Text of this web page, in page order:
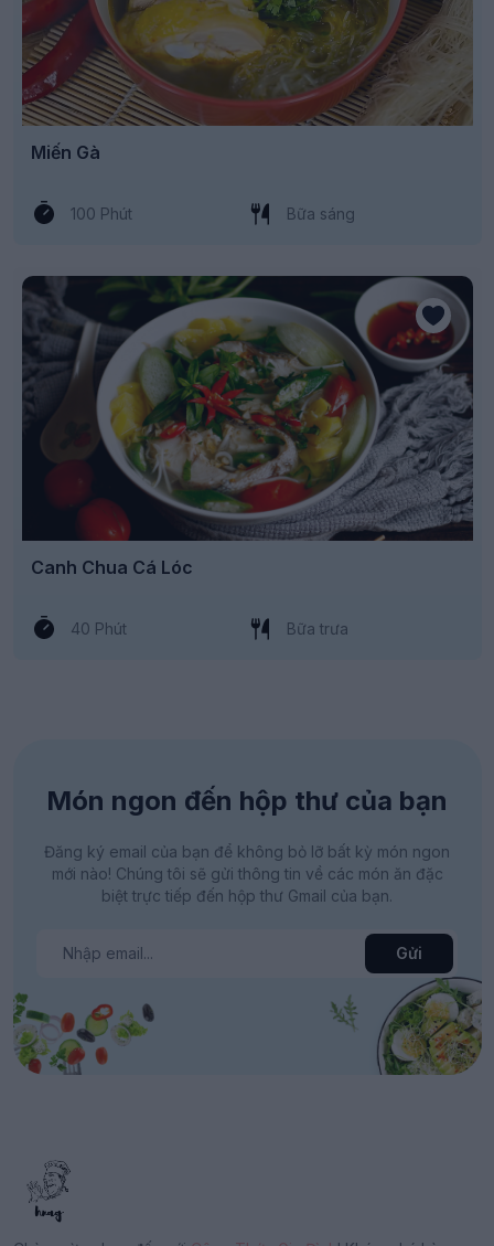
Miến Gà
100 Phút Bữa sáng
Canh Chua Cá Lóc
40 Phút Bữa trưa
Món ngon đến hộp thư của bạn
Đăng ký email của bạn để không bỏ lỡ bất kỳ món ngon
mới nào! Chúng tôi sẽ gửi thông tin về các món ăn đặc
biệt trực tiếp đến hộp thư Gmail của bạn.
Gửi